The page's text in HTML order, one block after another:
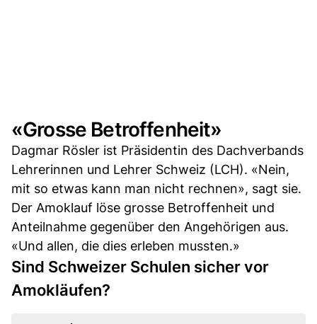
«Grosse Betroffenheit»
Dagmar Rösler ist Präsidentin des Dachverbands
Lehrerinnen und Lehrer Schweiz (LCH). «Nein,
mit so etwas kann man nicht rechnen», sagt sie.
Der Amoklauf löse grosse Betroffenheit und
Anteilnahme gegenüber den Angehörigen aus.
«Und allen, die dies erleben mussten.»
Sind Schweizer Schulen sicher vor
Amokläufen?